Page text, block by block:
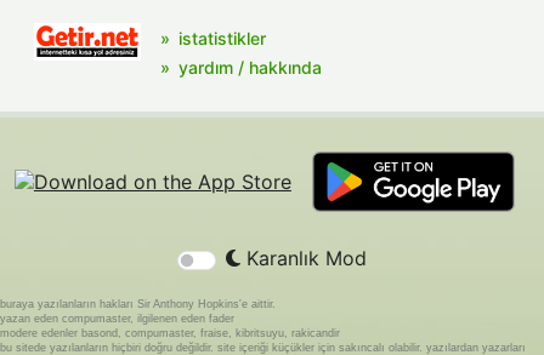
istatistikler
yardım / hakkında
Karanlık Mod
buraya yazılanların hakları Sir Anthony Hopkins'e aittir.
yazan eden compumaster, ilgilenen eden fader
modere edenler basond, compumaster, fraise, kibritsuyu, rakicandir
bu sitede yazılanların hiçbiri doğru değildir. site içeriği küçükler için sakıncalı olabilir. yazılardan yazarları